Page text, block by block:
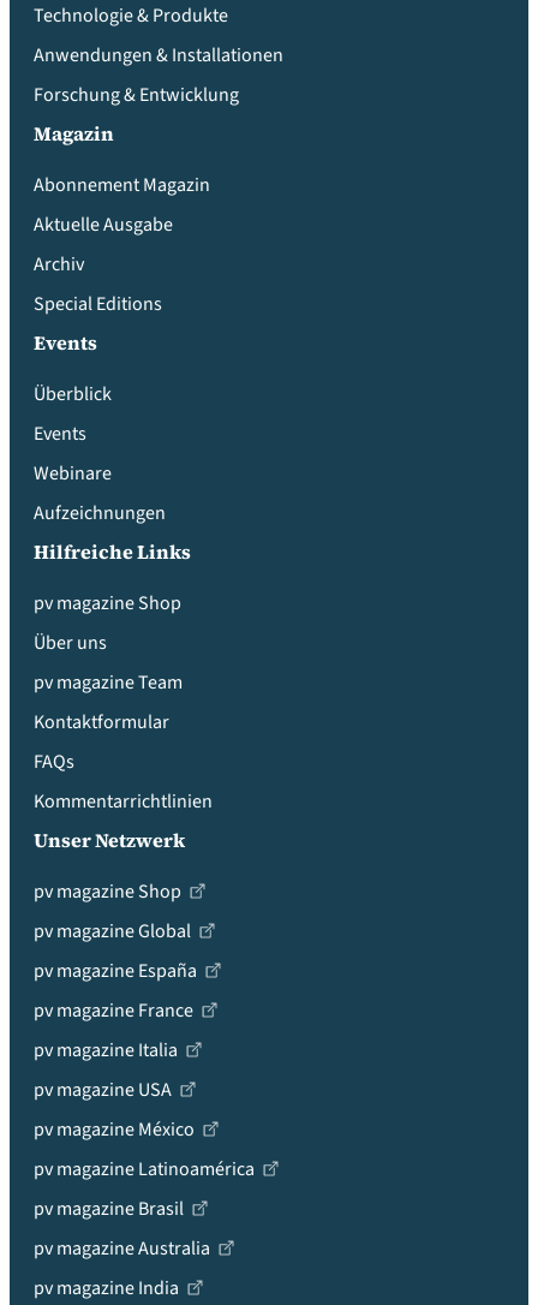
Technologie & Produkte
Anwendungen & Installationen
Forschung & Entwicklung
Magazin
Abonnement Magazin
Aktuelle Ausgabe
Archiv
Special Editions
Events
Überblick
Events
Webinare
Aufzeichnungen
Hilfreiche Links
pv magazine Shop
Über uns
pv magazine Team
Kontaktformular
FAQs
Kommentarrichtlinien
Unser Netzwerk
pv magazine Shop
pv magazine Global
pv magazine España
pv magazine France
pv magazine Italia
pv magazine USA
pv magazine México
pv magazine Latinoamérica
pv magazine Brasil
pv magazine Australia
pv magazine India